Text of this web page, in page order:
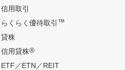
信用取引
らくらく優待取引 ™
貸株
信用貸株®
ETF／ETN／REIT